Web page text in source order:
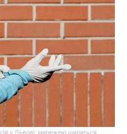
у Львові: мережею шириться